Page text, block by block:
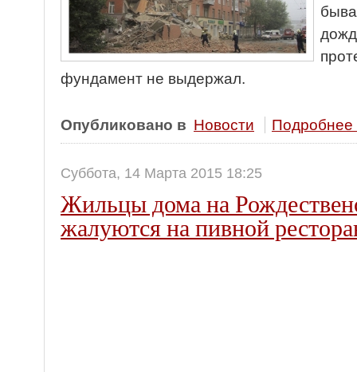
фундамент не выдержал.
Опубликовано в Новости Подробнее
Суббота, 14 Марта 2015 18:25
Жильцы дома на
жалуются на пивной